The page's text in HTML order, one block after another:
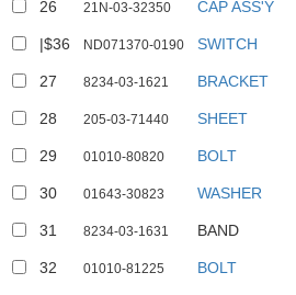
26 21N-03-32350 CAP ASS'Y
|$36 ND071370-0190 SWITCH
27 8234-03-1621 BRACKET
28 205-03-71440 SHEET
29 01010-80820 BOLT
30 01643-30823 WASHER
31 8234-03-1631 BAND
32 01010-81225 BOLT